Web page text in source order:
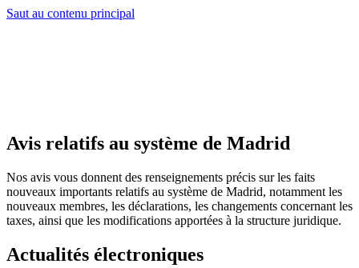
Saut au contenu principal
Avis relatifs au système de Madrid
Nos avis vous donnent des renseignements précis sur les faits
nouveaux importants relatifs au système de Madrid, notamment les
nouveaux membres, les déclarations, les changements concernant les
taxes, ainsi que les modifications apportées à la structure juridique.
Actualités électroniques